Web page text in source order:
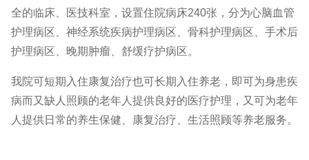
全的临床、医技科室，设置住院病床240张，分为心脑血管
护理病区、神经系统疾病护理病区、骨科护理病区、手术后
护理病区、晚期肿瘤、舒缓疗护病区。
我院可短期入住康复治疗也可长期入住养老，即可为身患疾
病而又缺人照顾的老年人提供良好的医疗护理，又可为老年
人提供日常的养生保健、康复治疗、生活照顾等养老服务。